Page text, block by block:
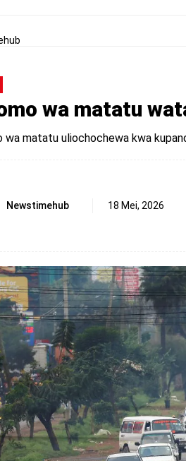
wa matatu
wa matatu uliochochewa kwa
Newstimehub 18 Mei, 2026